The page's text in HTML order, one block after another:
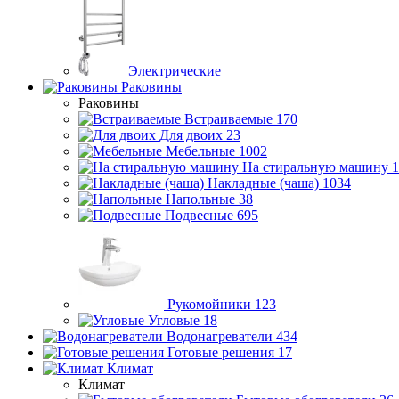
Электрические
Раковины
Раковины
Встраиваемые 170
Для двоих 23
Мебельные 1002
На стиральную машину
Накладные (чаша) 1034
Напольные 38
Подвесные 695
Рукомойники 123
Угловые 18
Водонагреватели 434
Готовые решения 17
Климат
Климат